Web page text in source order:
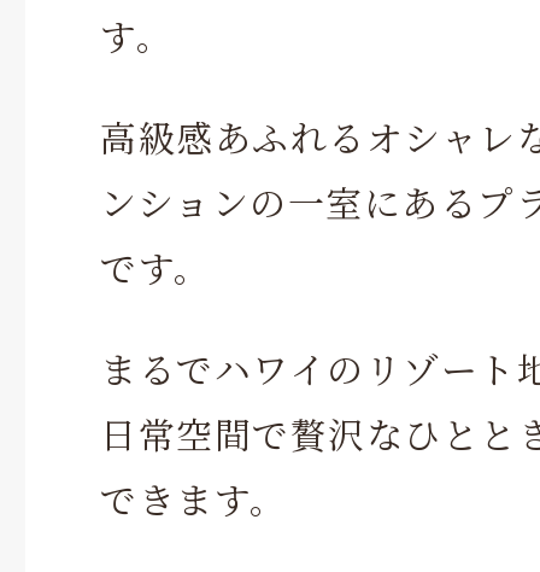
す。
高級感あふれるオシャレ
ンションの一室にあるプ
です。
まるでハワイのリゾート
日常空間で贅沢なひとと
できます。